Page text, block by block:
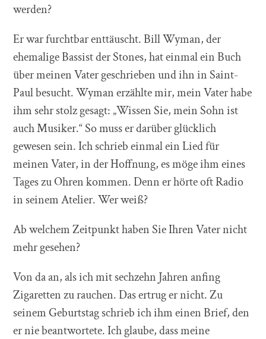
werden?
Er war furchtbar enttäuscht. Bill Wyman, der
ehemalige Bassist der Stones, hat einmal ein Buch
über meinen Vater geschrieben und ihn in Saint-
Paul besucht. Wyman erzählte mir, mein Vater habe
ihm sehr stolz gesagt: „Wissen Sie, mein Sohn ist
auch Musiker.“ So muss er darüber glücklich
gewesen sein. Ich schrieb einmal ein Lied für
meinen Vater, in der Hoffnung, es möge ihm eines
Tages zu Ohren kommen. Denn er hörte oft Radio
in seinem Atelier. Wer weiß?
Ab welchem Zeitpunkt haben Sie Ihren Vater nicht
mehr gesehen?
Von da an, als ich mit sechzehn Jahren anfing
Zigaretten zu rauchen. Das ertrug er nicht. Zu
seinem Geburtstag schrieb ich ihm einen Brief, den
er nie beantwortete. Ich glaube, dass meine